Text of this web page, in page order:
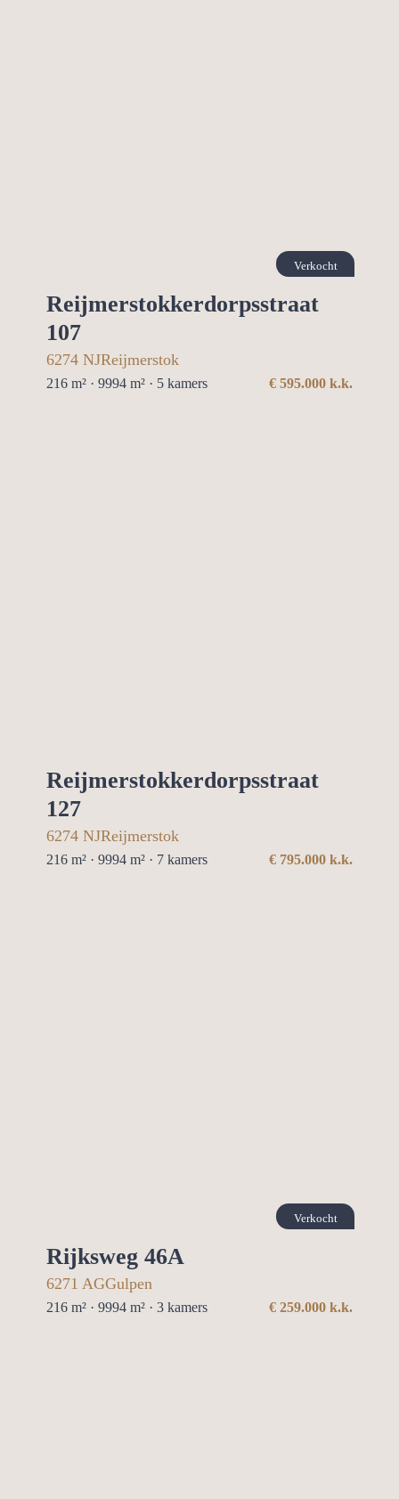
Reijmerstokkerdorpsstraat
107
6274 NJReijmerstok
216 m² · 9994 m² · 5 kamers € 595.000 k.k.
Verkocht
Reijmerstokkerdorpsstraat
127
6274 NJReijmerstok
216 m² · 9994 m² · 7 kamers € 795.000 k.k.
Rijksweg 46A
6271 AGGulpen
216 m² · 9994 m² · 3 kamers € 259.000 k.k.
Verkocht